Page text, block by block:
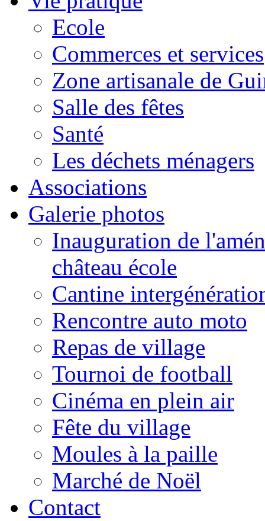
Ecole
Commerces et services
Zone artisanale de
Salle des fêtes
Santé
Les déchets ménagers
Associations
Galerie photos
Inauguration de
château école
Cantine
Rencontre auto moto
Repas de village
Tournoi de football
Cinéma en plein air
Fête du village
Moules à la paille
Marché de Noël
Contact